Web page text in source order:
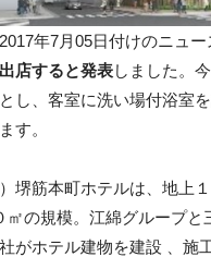
年7月05日付けのニュー
店すると発表しました。
し、客室に洗い場付浴室
す。
堺筋本町ホテルは、地上
㎡の規模。江綿グループ
がホテル建物を建設 、